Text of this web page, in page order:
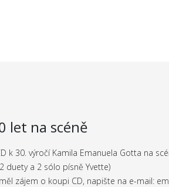
let na scéně
k 30. výročí Kamila Emanuela Gotta na
duety a 2 sólo písně Yvette)
zájem o koupi CD, napište na e-mail: